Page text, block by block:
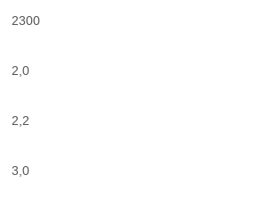
2300
2,0
2,2
3,0